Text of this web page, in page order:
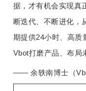
据，才有机会实现真
断迭代、不断进化，
期提供24小时、高质
Vbot打磨产品、布局
—— 余轶南博士（